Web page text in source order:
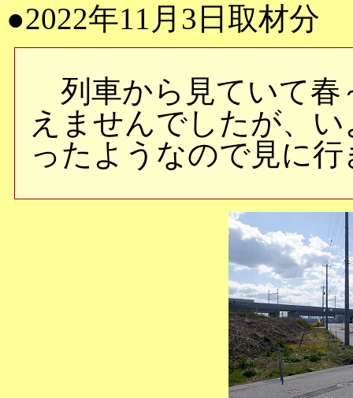
●2022年11月3日取材分
列車から見ていて春
えませんでしたが、
ったようなので見に